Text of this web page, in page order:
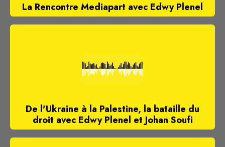
La Rencontre Mediapart avec Edwy Plenel
De l'Ukraine à la Palestine, la bataille du
droit avec Edwy Plenel et Johan Soufi